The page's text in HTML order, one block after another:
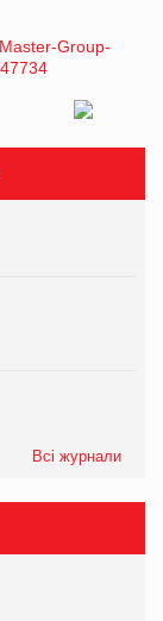
Всі журнали